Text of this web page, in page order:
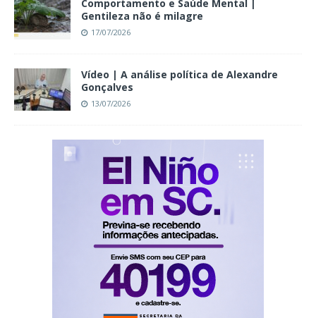
Comportamento e Saúde Mental |
Gentileza não é milagre
17/07/2026
Vídeo | A análise política de Alexandre
Gonçalves
13/07/2026